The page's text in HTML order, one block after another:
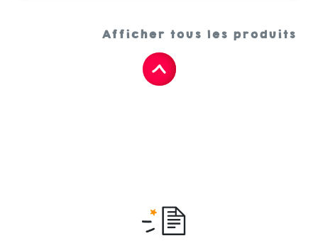
Afficher tous les produits